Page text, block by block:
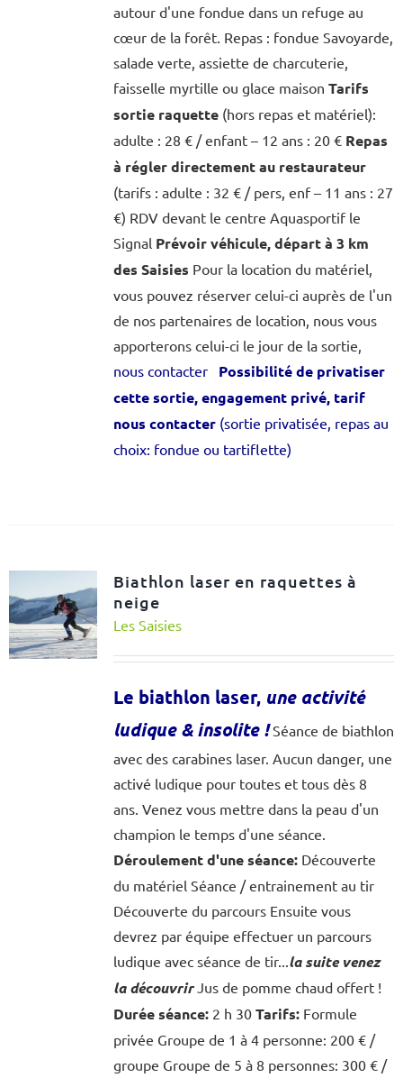
autour d'une fondue dans un refuge au
cœur de la forêt. Repas : fondue Savoyarde,
salade verte, assiette de charcuterie,
faisselle myrtille ou glace maison Tarifs
sortie raquette (hors repas et matériel):
adulte : 28 € / enfant – 12 ans : 20 € Repas
à régler directement au restaurateur
(tarifs : adulte : 32 € / pers, enf – 11 ans : 27
€) RDV devant le centre Aquasportif le
Signal Prévoir véhicule, départ à 3 km
des Saisies Pour la location du matériel,
vous pouvez réserver celui-ci auprès de l'un
de nos partenaires de location, nous vous
apporterons celui-ci le jour de la sortie,
nous contacter
Possibilité de privatiser
cette sortie, engagement privé, tarif
nous contacter (sortie privatisée, repas au
choix: fondue ou tartiflette)
Biathlon laser en raquettes à
neige
Les Saisies
Le biathlon laser, une activité
ludique & insolite !Séance de biathlon
avec des carabines laser. Aucun danger, une
activé ludique pour toutes et tous dès 8
ans. Venez vous mettre dans la peau d'un
champion le temps d'une séance.
Déroulement d'une séance:Découverte
du matériel Séance / entrainement au tir
Découverte du parcours Ensuite vous
devrez par équipe effectuer un parcours
ludique avec séance de tir... la suite venez
la découvrirJus de pomme chaud offert !
Durée séance:2 h 30 Tarifs:Formule
privée Groupe de 1 à 4 personne: 200 € /
groupe Groupe de 5 à 8 personnes: 300 € /